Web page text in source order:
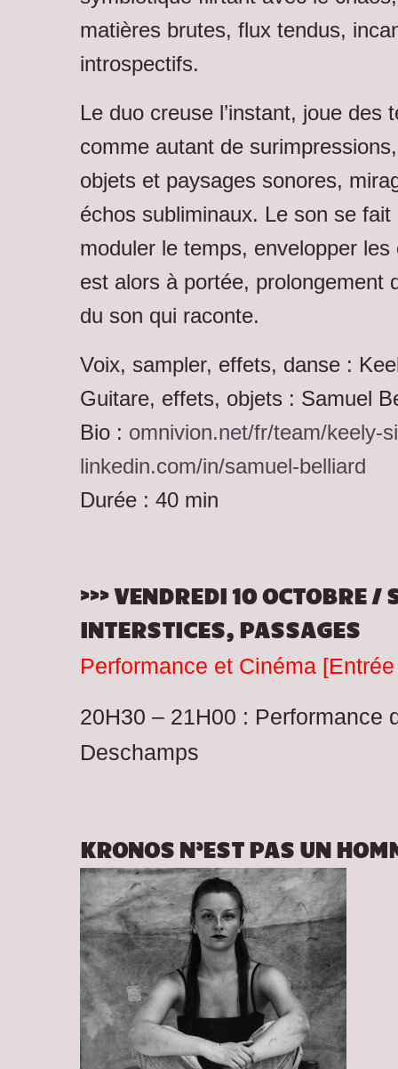
matières brutes, flux tendus,
introspectifs.
Le duo creuse l’instant, joue des
comme autant de
objets et paysages sonores,
échos subliminaux. Le son se fait
moduler le temps, envelopper
est alors à portée, prolongement
du son qui raconte.
Voix, sampler, effets, danse :
Guitare, effets, objets : Samuel
Bio : omnivion.net/fr/team/keely-
linkedin.com/in/samuel-belliard
Durée : 40 min
>>> VENDREDI 10 OCTOBRE /
INTERSTICES, PASSAGES
Performance et Cinéma
20H30 – 21H00 : Performance
Deschamps
KRONOS N’EST PAS UN